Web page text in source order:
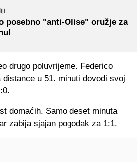
posebno "anti-Olise" oružje za
drugo poluvrijeme. Federico
distance u 51. minuti dovodi svoj
domaćih. Samo deset minuta
zabija sjajan pogodak za 1:1.